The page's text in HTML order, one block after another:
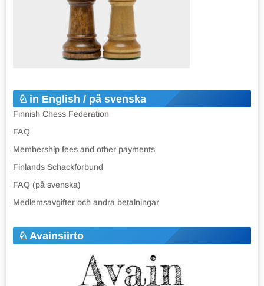
in English / på svenska
Finnish Chess Federation
FAQ
Membership fees and other payments
Finlands Schackförbund
FAQ (på svenska)
Medlemsavgifter och andra betalningar
Avainsiirto